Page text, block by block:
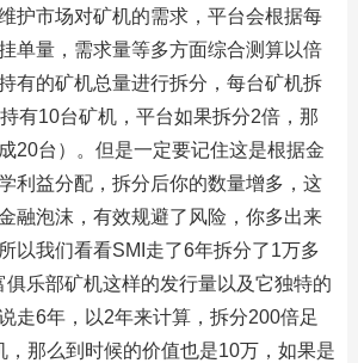
护市场对矿机的需求，平台会根据每
单量，需求量等多方面综合测算以倍
有的矿机总量进行拆分，每台矿机拆
有10台矿机，平台如果拆分2倍，那
20台）。但是一定要记住这是根据金
利益分配，拆分后你的数量增多，这
融泡沫，有效规避了风险，你多出来
以我们看看SMI走了6年拆分了1万多
乐部矿机这样的发行量以及它独特的
走6年，以2年来计算，拆分200倍足
，那么到时候的价值也是10万，如果是